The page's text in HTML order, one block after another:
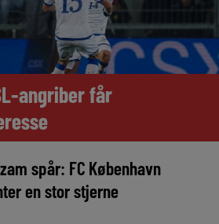
angriber får
spår: FC København
en stor stjerne